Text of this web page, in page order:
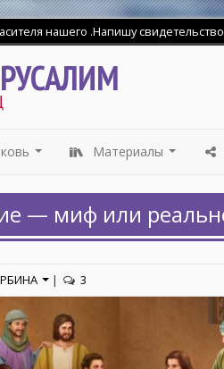
Материалы
— миф или
| 3